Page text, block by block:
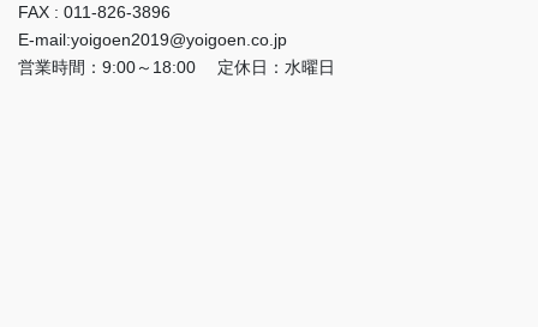
FAX : 011-826-3896
E-mail:yoigoen2019@yoigoen.co.jp
営業時間：9:00～18:00 定休日：水曜日